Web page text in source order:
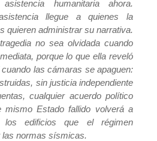
humanitaria ahora.
llegue a quienes la
quieren administrar su narrativa.
no sea olvidada cuando
porque lo que ella reveló
las cámaras se apaguen:
sin justicia independiente
cualquier acuerdo político
mismo Estado fallido volverá a
los edificios que el régimen
normas sísmicas.